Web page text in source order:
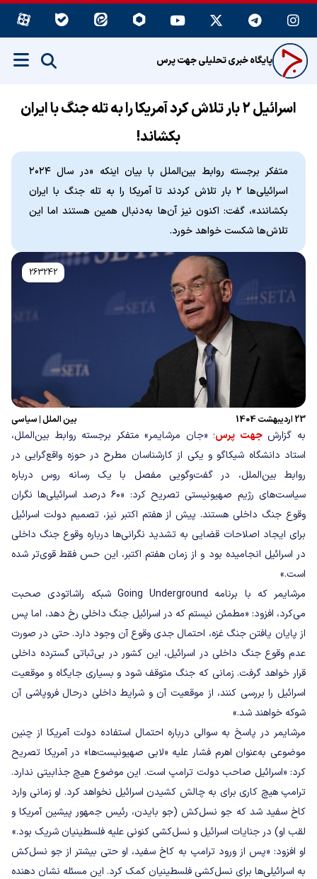
پایگاه خبری تحلیلی جهت پرس
اسرائیل ۲ بار تلاش کرد آمریکا را به تله جنگ با ایران
بکشاند!
متفکر برجسته روابط بین‌الملل با بیان اینکه «در سال ۲۰۲۴
اسرائیلی‌ها ۲ بار تلاش کردند تا آمریکا را به تله جنگ با ایران
بکشانند»، گفت: اکنون نیز آن‌ها به‌دنبال همین هستند اما این
تلاش‌ها شکست خواهد خورد.
263242
23 اردیبهشت 1404 بین الملل| سیاسی
به گزارشجهت پرس؛ «جان مرشایمر» متفکر برجسته روابط بین‌الملل،
استاد دانشگاه شیکاگو و یکی از کارشناسان مطرح در حوزه واقع‌گرایی در
روابط بین‌الملل، در گفت‌وگویی مفصل با یک رسانه روس درباره
سیاست‌های رژیم صهیونیستی تصریح کرد: «۶۰ درصد اسرائیلی‌ها نگران
وقوع جنگ داخلی هستند. پیش از هفتم اکتبر نیز، تصمیم دولت اسرائیل
برای ایجاد اصلاحات قضایی به تشدید نگرانی‌ها درباره وقوع جنگ داخلی
در اسرائیل انجامیده بود و از زمان هفتم اکتبر، این حس فقط قوی‌تر شده
است.»
مرشایمر که با برنامه Going Underground شبکه راشاتودی صحبت
می‌کرد، افزود: «مطمئن نیستم که در اسرائیل جنگ داخلی رخ دهد، اما پس
از پایان یافتن جنگ غزه، احتمال جدی وقوع آن وجود دارد. حتی در صورت
عدم وقوع جنگ داخلی در اسرائیل، این کشور در بی‌ثباتی گسترده داخلی
قرار خواهد گرفت. زمانی که جنگ متوقف شود و بسیاری جایگاه و موقعیت
اسرائیل را بررسی کنند، از موقعیت آن و شرایط داخلی درحال فروپاشی آن
شوکه خواهند شد.»
مرشایمر در پاسخ به سوالی درباره احتمال استفاده دولت آمریکا از چنین
موضوعی به‌عنوان اهرم فشار علیه «لابی صهیونیست‌ها» در آمریکا تصریح
کرد: «اسرائیل صاحب دولت ترامپ است. این موضوع هیچ جذابیتی ندارد.
ترامپ هیچ کاری برای به چالش کشیدن اسرائیل نخواهد کرد. او زمانی وارد
کاخ سفید شد که جو نسل‌کش (جو بایدن، رئیس جمهور پیشین آمریکا و
لقب او) در جنایات اسرائیل و نسل‌کشی کنونی علیه فلسطینیان شریک بود.»
او افزود: «پس از ورود ترامپ به کاخ سفید، او حتی بیشتر از جو نسل‌کش
به اسرائیلی‌ها برای نسل‌کشی فلسطینیان کمک کرد. این مسئله نشان دهنده